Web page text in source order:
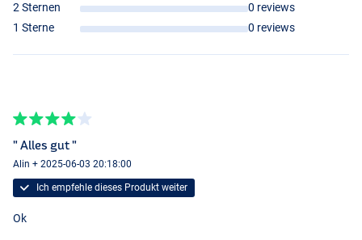
2 Sternen
0 reviews
1 Sterne
0 reviews
" Alles gut "
Alin + 2025-06-03 20:18:00
Ich empfehle dieses Produkt weiter
Ok